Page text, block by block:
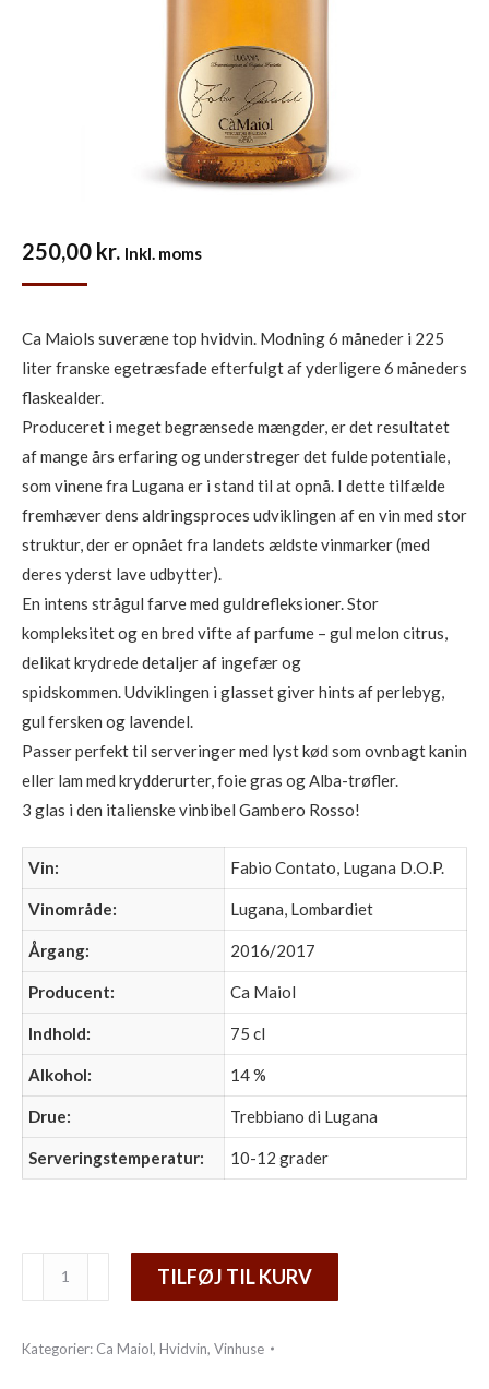
250,00 kr. Inkl. moms
Ca Maiols suveræne top hvidvin. Modning 6 måneder i 225
liter franske egetræsfade efterfulgt af yderligere 6 måneders
flaskealder.
Produceret i meget begrænsede mængder, er det resultatet
af mange års erfaring og understreger det fulde potentiale,
som vinene fra Lugana er i stand til at opnå. I dette tilfælde
fremhæver dens aldringsproces udviklingen af ​​en vin med stor
struktur, der er opnået fra landets ældste vinmarker (med
deres yderst lave udbytter).
En intens strågul farve med guldrefleksioner. Stor
kompleksitet og en bred vifte af parfume – gul melon citrus,
delikat krydrede detaljer af ingefær og
spidskommen. Udviklingen i glasset giver hints af perlebyg,
gul fersken og lavendel.
Passer perfekt til serveringer med lyst kød som ovnbagt kanin
eller lam med krydderurter, foie gras og Alba-trøfler.
3 glas i den italienske vinbibel Gambero Rosso!
Vin: Fabio Contato, Lugana D.O.P.
Vinområde: Lugana, Lombardiet
Årgang: 2016/2017
Producent: Ca Maiol
Indhold: 75 cl
Alkohol: 14 %
Drue: Trebbiano di Lugana
Serveringstemperatur: 10-12 grader
D.O.P.
TILFØJ TIL KURV
Kategorier: Ca Maiol, Hvidvin, Vinhuse